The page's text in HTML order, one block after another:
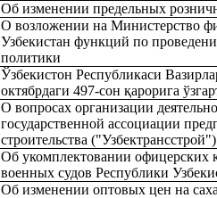
Об изменении предельных
О возложении на Министерство
Узбекистан функций по
политики
Ўзбекистон Республикаси
октябрдаги 497-сон қарорига
О вопросах организации
государственной ассоциации
строительства ("Узбектрансстрой")
Об укомплектовании офицерских
военных судов Республики
Об изменении оптовых цен на